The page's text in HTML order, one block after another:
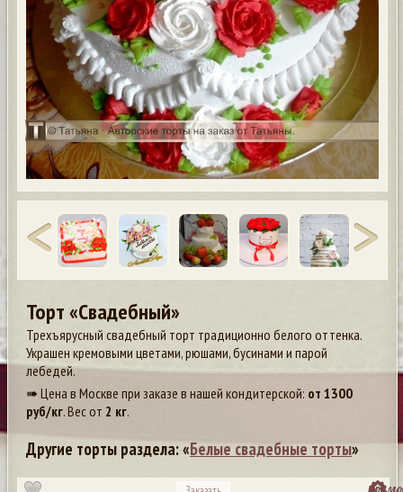
Торт «Свадебный»
Трехъярусный свадебный торт традиционно белого оттенка.
Украшен кремовыми цветами, рюшами, бусинами и парой
лебедей.
➠ Цена в Москве при заказе в нашей кондитерской: от 1300
руб/кг. Вес от 2 кг.
Другие торты раздела: «Белые свадебные торты»